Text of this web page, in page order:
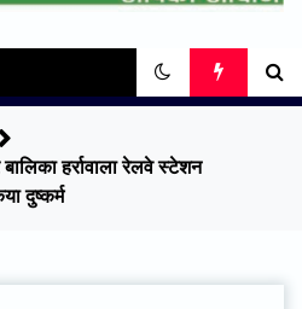
हर्रावाला रेलवे स्टेशन
दुष्कर्म